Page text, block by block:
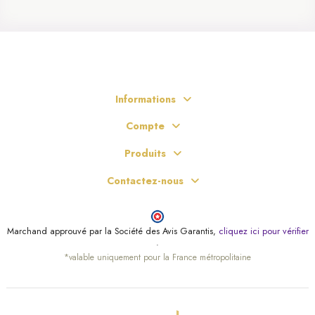
Informations
Compte
Produits
Contactez-nous
Marchand approuvé par la Société des Avis Garantis, cliquez ici pour vérifier
.
*valable uniquement pour la France métropolitaine